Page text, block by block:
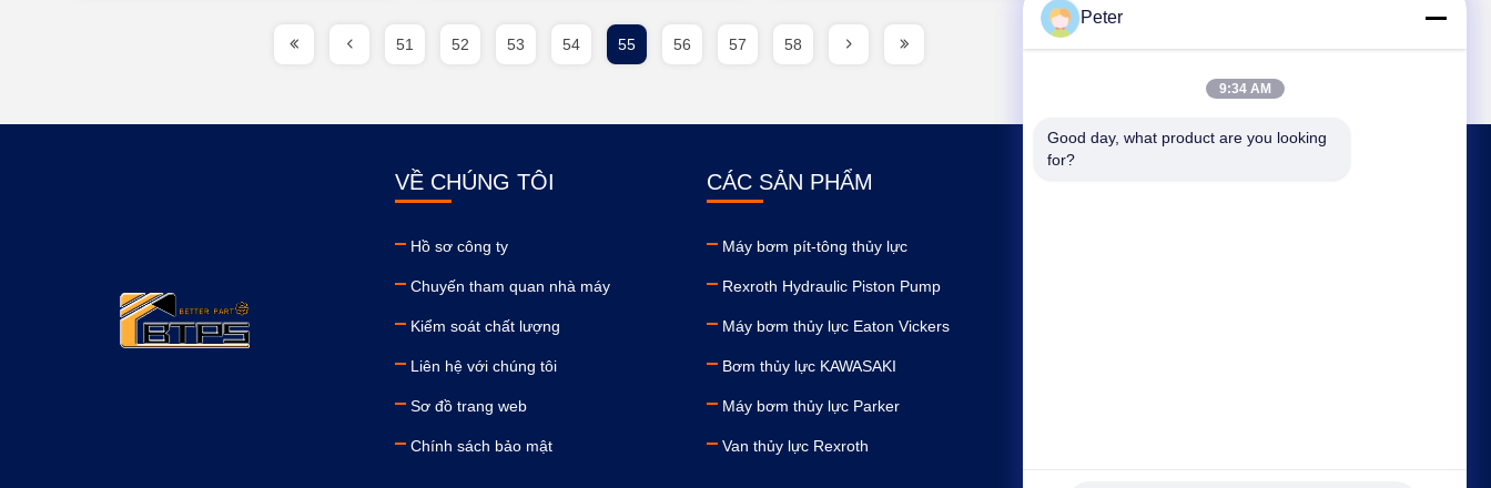
51 52 53 54 55 56 57 58
VỀ CHÚNG TÔI
Hồ sơ công ty
Chuyến tham quan nhà máy
Kiểm soát chất lượng
Liên hệ với chúng tôi
Sơ đồ trang web
Chính sách bảo mật
CÁC SẢN PHẨM
Máy bơm pít-tông thủy lực
Rexroth Hydraulic Piston Pump
Máy bơm thủy lực Eaton Vickers
Bơm thủy lực KAWASAKI
Máy bơm thủy lực Parker
Van thủy lực Rexroth
Peter
9:34 AM
Good day, what product are you looking
for?